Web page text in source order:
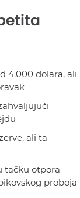
4.000 dolara, ali
ali ta
tačku otpora
proboja